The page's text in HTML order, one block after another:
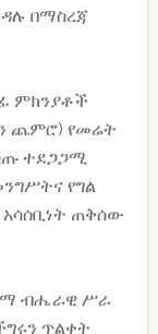
በማስረጃ
ምክንያቶች
ጨምሮ) የመሬት
ተደጋጋሚ
የግል
ጠቅሰው
ብሔራዊ ሥራ
ጥልቀት